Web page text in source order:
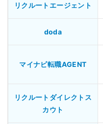
リクルートエージェント
doda
マイナビ転職AGENT
リクルートダイレクトス
カウト